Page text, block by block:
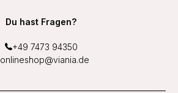
Du hast Fragen?
+49 7473 94350
onlineshop@viania.de